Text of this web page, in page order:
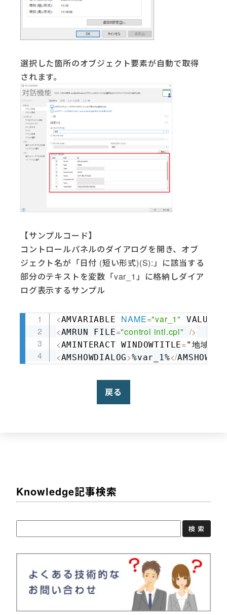
選択した箇所のオブジェクト要素が自動で取得
されます。
【サンプルコード】
コントロールパネルのダイアログを開き、オブ
ジェクト名が「日付 (短い形式)(S):」に該当する
部分のテキストを変数「var_1」に格納しダイア
ログ表示するサンプル
<AMVARIABLE NAME="var_1" VALUE
<AMRUN FILE="control intl.cpl" />
<AMINTERACT WINDOWTITLE="地域
<AMSHOWDIALOG>%var_1%</
Copy
戻る
Knowledge記事検索